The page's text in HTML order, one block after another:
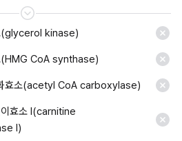
(glycerol kinase)
(HMG CoA synthase)
효소(acetyl CoA carboxylase)
이효소 I(carnitine
I)